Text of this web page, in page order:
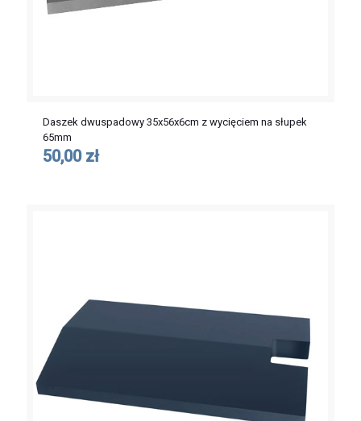
Daszek dwuspadowy 35x56x6cm z wycięciem na słupek
65mm
50,00 zł